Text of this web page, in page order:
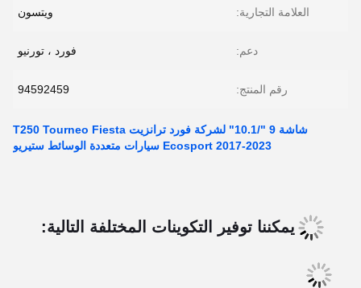
العلامة التجارية: ويتسون
دعم: فورد ، تورنيو
رقم المنتج: 94592459
شاشة 9 "/10.1" لشركة فورد ترانزيت T250 Tourneo Fiesta
Ecosport 2017-2023 سيارات متعددة الوسائط ستيريو
يمكننا توفير التكوينات المختلفة التالية: